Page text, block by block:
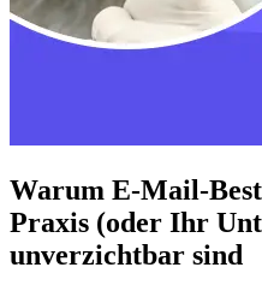
Warum E-Mail-
Praxis (oder Ihr
unverzichtbar sind